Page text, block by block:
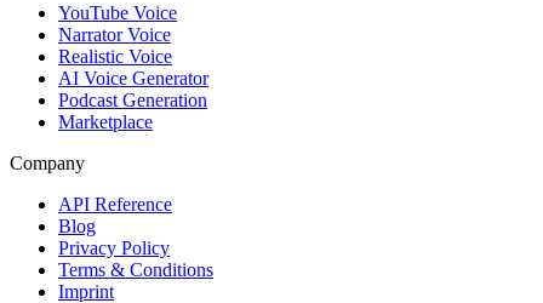
YouTube Voice
Narrator Voice
Realistic Voice
AI Voice Generator
Podcast Generation
Marketplace
Company
API Reference
Blog
Privacy Policy
Terms & Conditions
Imprint